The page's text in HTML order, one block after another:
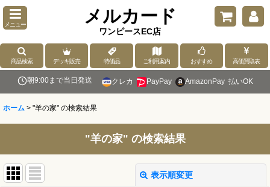
メニュー メルカード
ワンピースEC店
商品検索 デッキ販売 特価品 ご利用案内 おすすめ 高価買取表
朝9:00まで当日発送 クレカ PayPay AmazonPay 払いOK
ホーム > "羊の家" の検索結果
"羊の家" の検索結果
表示順変更